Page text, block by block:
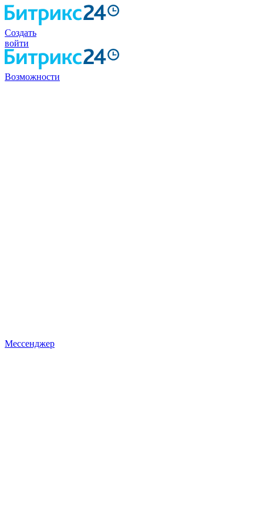
Создать
войти
Возможности
Мессенджер